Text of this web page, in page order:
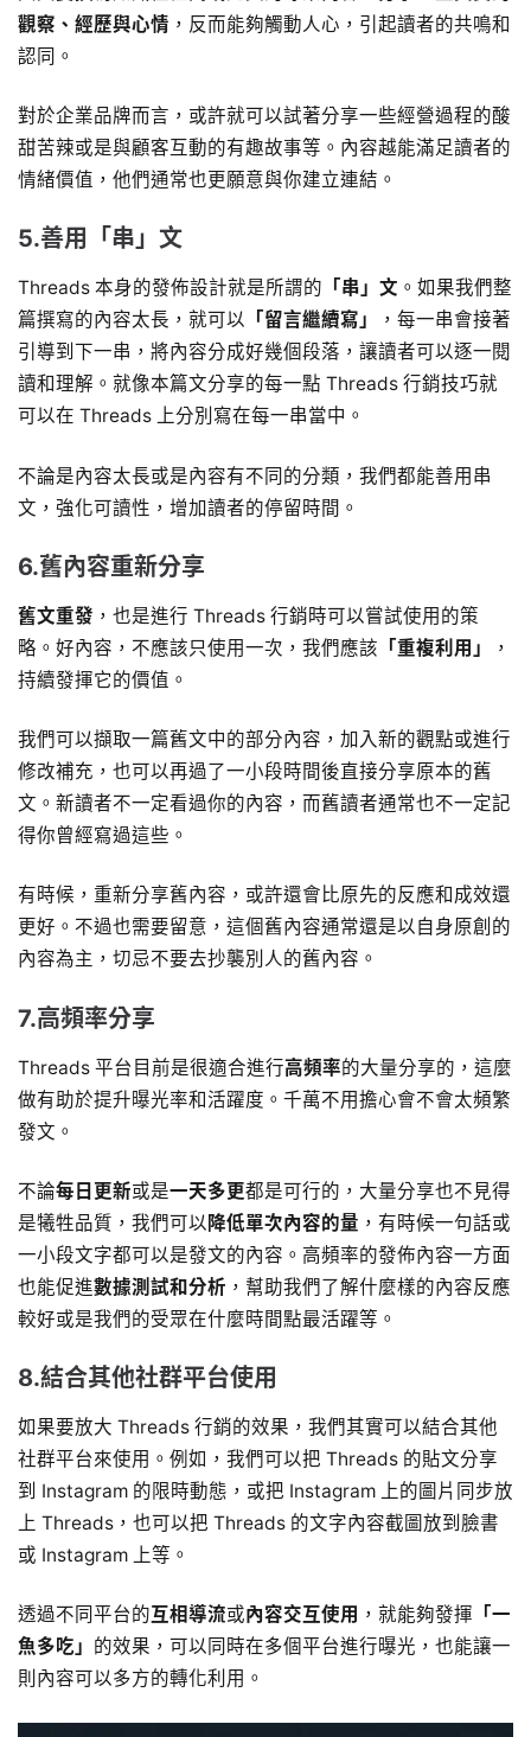
觀察、經歷與心情 ，反而能夠觸動人心，引起讀者的共鳴和
認同。
對於企業品牌而言，或許就可以試著分享一些經營過程的酸
甜苦辣或是與顧客互動的有趣故事等。內容越能滿足讀者的
情緒價值，他們通常也更願意與你建立連結。
5.善用「串」文
Threads 本身的發佈設計就是所謂的 「串」文 。如果我們整
篇撰寫的內容太長，就可以 「留言繼續寫」
，每一串會接著
引導到下一串，將內容分成好幾個段落，讓讀者可以逐一閱
讀和理解。就像本篇文分享的每一點 Threads 行銷技巧就
可以在 Threads 上分別寫在每一串當中。
不論是內容太長或是內容有不同的分類，我們都能善用串
文，強化可讀性，增加讀者的停留時間。
6.舊內容重新分享
舊文重發 ，也是進行 Threads 行銷時可以嘗試使用的策
略。好內容，不應該只使用一次，我們應該 「重複利用」
，
持續發揮它的價值。
我們可以擷取一篇舊文中的部分內容，加入新的觀點或進行
修改補充，也可以再過了一小段時間後直接分享原本的舊
文。新讀者不一定看過你的內容，而舊讀者通常也不一定記
得你曾經寫過這些。
有時候，重新分享舊內容，或許還會比原先的反應和成效還
更好。不過也需要留意，這個舊內容通常還是以自身原創的
內容為主，切忌不要去抄襲別人的舊內容。
7.高頻率分享
Threads 平台目前是很適合進行高頻率的大量分享的，這麼
做有助於提升曝光率和活躍度。千萬不用擔心會不會太頻繁
發文。
不論每日更新或是一天多更都是可行的，大量分享也不見得
是犧牲品質，我們可以降低單次內容的量 ，有時候一句話或
一小段文字都可以是發文的內容。高頻率的發佈內容一方面
也能促進數據測試和分析 ，幫助我們了解什麼樣的內容反應
較好或是我們的受眾在什麼時間點最活躍等。
8.結合其他社群平台使用
如果要放大 Threads 行銷的效果，我們其實可以結合其他
社群平台來使用。例如，我們可以把 Threads 的貼文分享
到 Instagram 的限時動態，或把 Instagram 上的圖片同步放
上 Threads，也可以把 Threads 的文字內容截圖放到臉書
或 Instagram 上等。
透過不同平台的互相導流或內容交互使用 ，就能夠發揮 「一
魚多吃」 的效果，可以同時在多個平台進行曝光，也能讓一
則內容可以多方的轉化利用。